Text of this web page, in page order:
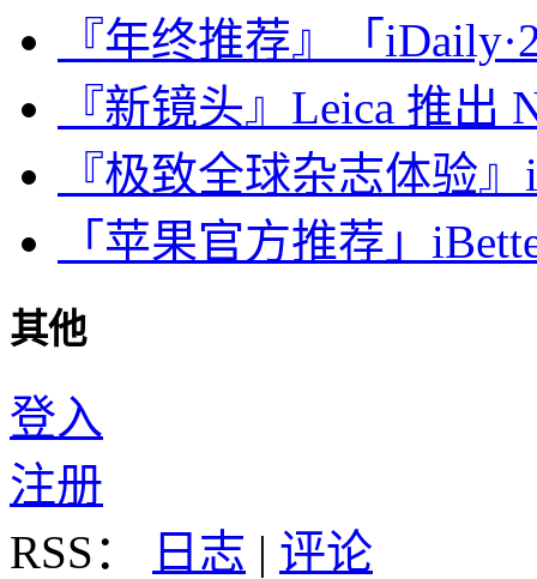
『年终推荐』「
『新镜头』Leica 推出
『极致全球杂志体验
「苹果官方推荐」
其他
登入
注册
RSS：
日志 | 评论